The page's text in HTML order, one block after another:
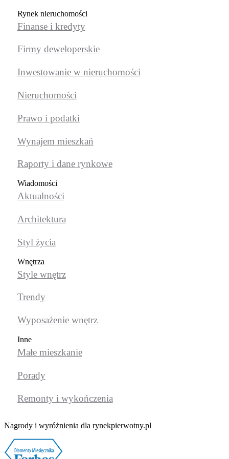
Rynek nieruchomości
Finanse i kredyty
Firmy deweloperskie
Inwestowanie w nieruchomości
Nieruchomości
Prawo i podatki
Wynajem mieszkań
Raporty i dane rynkowe
Wiadomości
Aktualności
Architektura
Styl życia
Wnętrza
Style wnętrz
Trendy
Wyposażenie wnętrz
Inne
Małe mieszkanie
Porady
Remonty i wykończenia
Nagrody i wyróżnienia dla rynekpierwotny.pl